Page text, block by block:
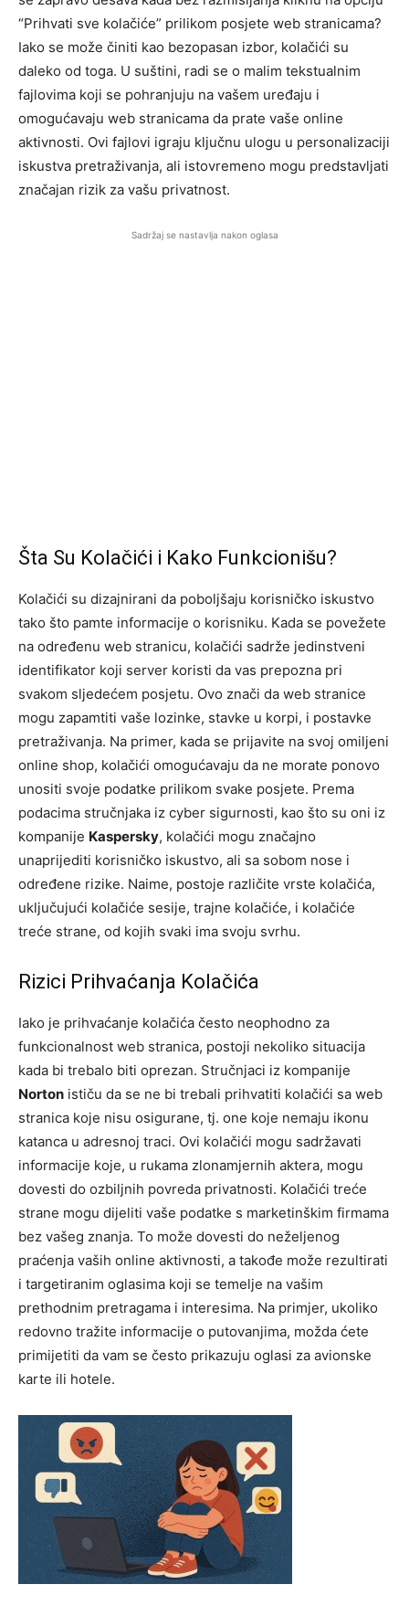
“Prihvati sve kolačiće” prilikom posjete web stranicama?
Iako se može činiti kao bezopasan izbor, kolačići su
daleko od toga. U suštini, radi se o malim tekstualnim
fajlovima koji se pohranjuju na vašem uređaju i
omogućavaju web stranicama da prate vaše online
aktivnosti. Ovi fajlovi igraju ključnu ulogu u personalizaciji
iskustva pretraživanja, ali istovremeno mogu predstavljati
značajan rizik za vašu privatnost.
Sadržaj se nastavlja nakon oglasa
Šta Su Kolačići i Kako Funkcionišu?
Kolačići su dizajnirani da poboljšaju korisničko iskustvo
tako što pamte informacije o korisniku. Kada se povežete
na određenu web stranicu, kolačići sadrže jedinstveni
identifikator koji server koristi da vas prepozna pri
svakom sljedećem posjetu. Ovo znači da web stranice
mogu zapamtiti vaše lozinke, stavke u korpi, i postavke
pretraživanja. Na primer, kada se prijavite na svoj omiljeni
online shop, kolačići omogućavaju da ne morate ponovo
unositi svoje podatke prilikom svake posjete. Prema
podacima stručnjaka iz cyber sigurnosti, kao što su oni iz
kompanije Kaspersky, kolačići mogu značajno
unaprijediti korisničko iskustvo, ali sa sobom nose i
određene rizike. Naime, postoje različite vrste kolačića,
uključujući kolačiće sesije, trajne kolačiće, i kolačiće
treće strane, od kojih svaki ima svoju svrhu.
Rizici Prihvaćanja Kolačića
Iako je prihvaćanje kolačića često neophodno za
funkcionalnost web stranica, postoji nekoliko situacija
kada bi trebalo biti oprezan. Stručnjaci iz kompanije
Norton ističu da se ne bi trebali prihvatiti kolačići sa web
stranica koje nisu osigurane, tj. one koje nemaju ikonu
katanca u adresnoj traci. Ovi kolačići mogu sadržavati
informacije koje, u rukama zlonamjernih aktera, mogu
dovesti do ozbiljnih povreda privatnosti. Kolačići treće
strane mogu dijeliti vaše podatke s marketinškim firmama
bez vašeg znanja. To može dovesti do neželjenog
praćenja vaših online aktivnosti, a takođe može rezultirati
i targetiranim oglasima koji se temelje na vašim
prethodnim pretragama i interesima. Na primjer, ukoliko
redovno tražite informacije o putovanjima, možda ćete
primijetiti da vam se često prikazuju oglasi za avionske
karte ili hotele.